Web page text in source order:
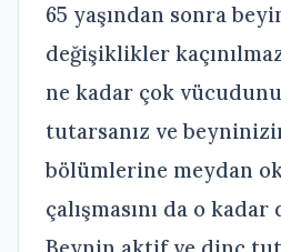
65 yaşından sonra
değişiklikler
ne kadar çok
tutarsanız ve
bölümlerine meydan
çalışmasını da o